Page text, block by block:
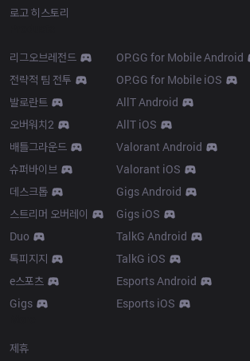
로고 히스토리
리그오브레전드
전략적 팀 전투
발로란트
오버워치2
배틀그라운드
슈퍼바이브
데스크톱
스트리머 오버레이
Duo
톡피지지
e스포츠
Gigs
OP.GG for Mobile Android
OP.GG for Mobile iOS
AllT Android
AllT iOS
Valorant Android
Valorant iOS
Gigs Android
Gigs iOS
TalkG Android
TalkG iOS
Esports Android
Esports iOS
제휴